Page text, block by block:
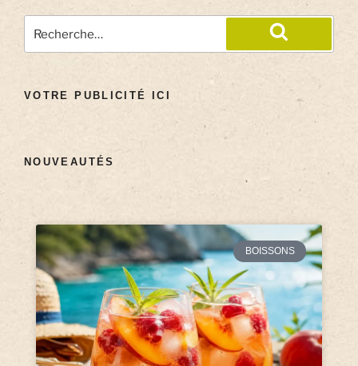
VOTRE PUBLICITÉ ICI
NOUVEAUTÉS
BOISSONS